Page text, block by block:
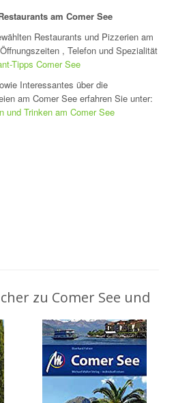
am Comer See
Restaurants und Pizzerien am
, Telefon und Spezialität
Tipps Comer See
Interessantes über die
am Comer See erfahren Sie unter:
und Trinken am Comer See
zu Comer See und